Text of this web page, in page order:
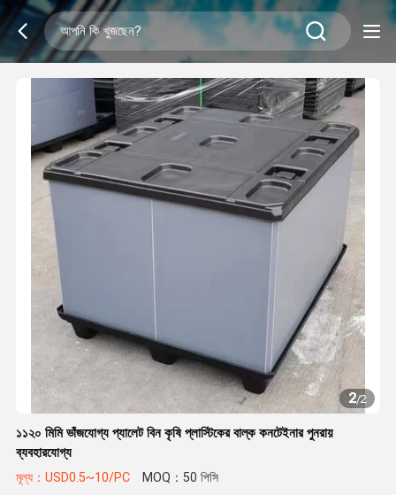
2/2
১১২০ মিমি ভাঁজযোগ্য প্যালেট বিন কৃষি প্লাস্টিকের বাল্ক কনটেইনার পুনরায়
ব্যবহারযোগ্য
মূল্য：USD0.5~10/PC MOQ：50 পিসি